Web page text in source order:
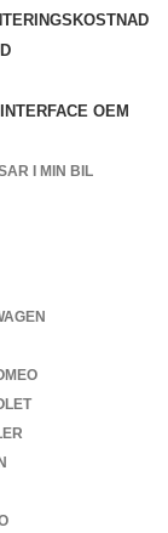
OEM
I MIN BIL